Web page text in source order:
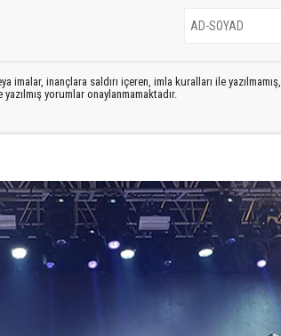
inançlara saldırı içeren, imla kuralları ile yazılmamış,
yorumlar onaylanmamaktadır.